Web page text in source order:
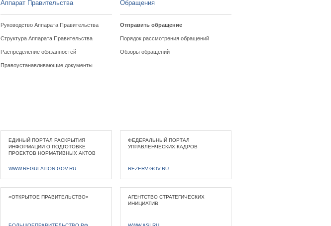
Аппарат Правительства
Руководство Аппарата Правительства
Структура Аппарата Правительства
Распределение обязанностей
Правоустанавливающие документы
Обращения
Отправить обращение
Порядок рассмотрения обращений
Обзоры обращений
ЕДИНЫЙ ПОРТАЛ РАСКРЫТИЯ
ИНФОРМАЦИИ О ПОДГОТОВКЕ
ПРОЕКТОВ НОРМАТИВНЫХ АКТОВ
WWW.REGULATION.GOV.RU
ФЕДЕРАЛЬНЫЙ ПОРТАЛ
УПРАВЛЕНЧЕСКИХ КАДРОВ
REZERV.GOV.RU
«ОТКРЫТОЕ ПРАВИТЕЛЬСТВО»
АГЕНТСТВО СТРАТЕГИЧЕСКИХ
ИНИЦИАТИВ